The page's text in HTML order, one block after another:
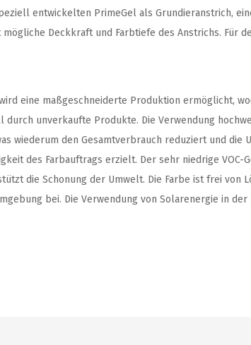
entwickelten PrimeGel als Grundieranstrich,
Deckkraft und Farbtiefe des Anstrichs. Für
eine maßgeschneiderte Produktion ermöglicht,
unverkaufte Produkte. Die Verwendung
wiederum den Gesamtverbrauch reduziert und
des Farbauftrags erzielt. Der sehr niedrige
die Schonung der Umwelt. Die Farbe ist frei von
bei. Die Verwendung von Solarenergie in